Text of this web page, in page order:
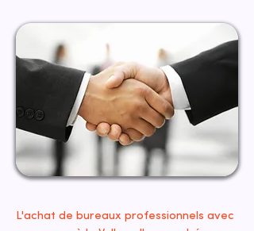
L'achat de bureaux professionnels avec